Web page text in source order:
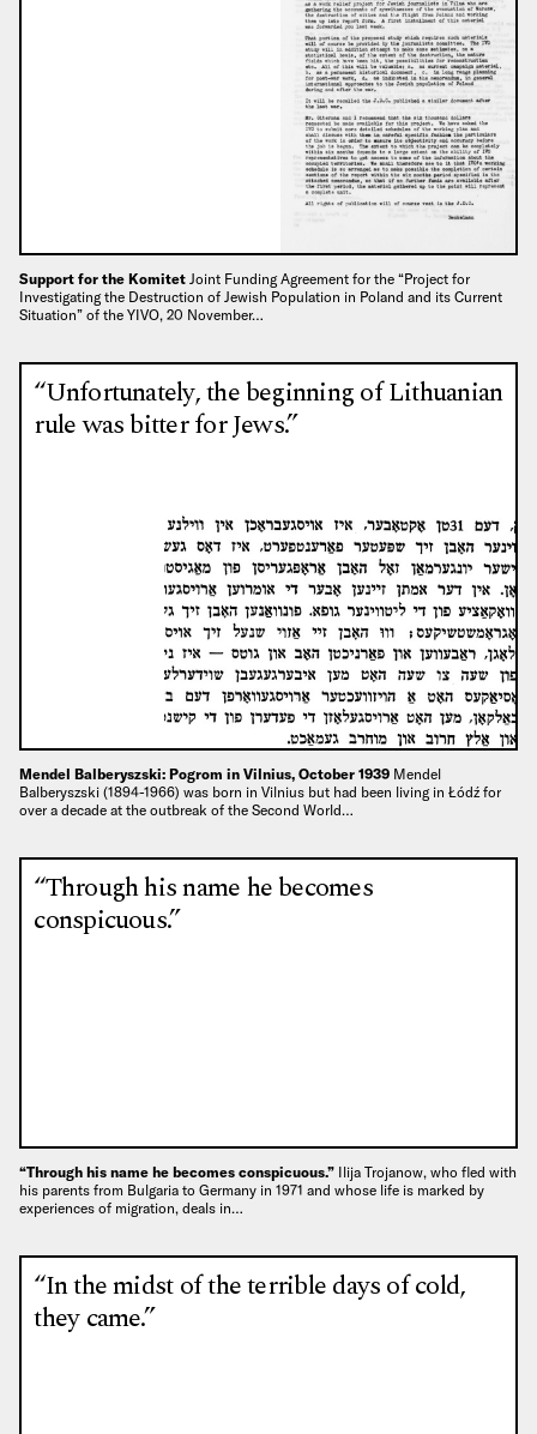
Support for the Komitet Joint Funding Agreement for the “Project for
Investigating the Destruction of Jewish Population in Poland and its Current
Situation” of the YIVO, 20 November…
“Unfortunately, the beginning of Lithuanian
rule was bitter for Jews.”
Mendel Balberyszski: Pogrom in Vilnius, October 1939 Mendel
Balberyszski (1894-1966) was born in Vilnius but had been living in Łódź for
over a decade at the outbreak of the Second World…
“Through his name he becomes
conspicuous.”
“Through his name he becomes conspicuous.” Ilija Trojanow, who fled with
his parents from Bulgaria to Germany in 1971 and whose life is marked by
experiences of migration, deals in…
“In the midst of the terrible days of cold,
they came.”